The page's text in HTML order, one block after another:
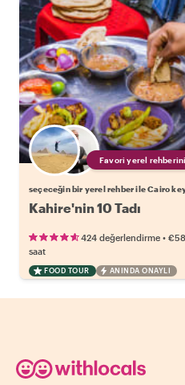
Favori yerel
seçeceğin bir yerel rehber ile Cairo
Kahire'nin 10 Tadı
424 değerlendirme •
saat
FOOD TOUR ANINDA ONAYLI